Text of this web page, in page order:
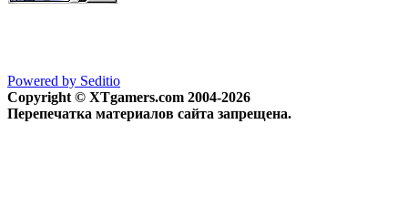
Powered by Seditio
Copyright © XTgamers.com 2004-2026
Перепечатка материалов сайта запрещена.